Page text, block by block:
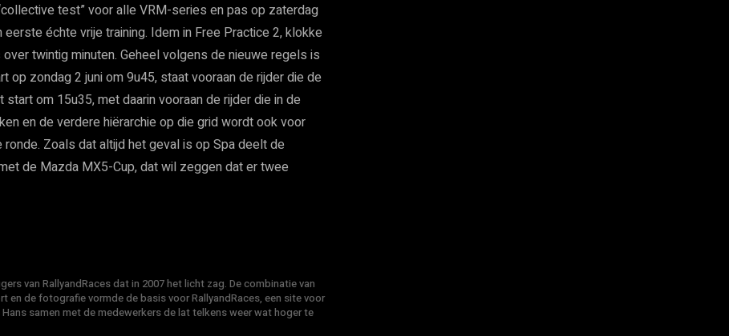
test” voor alle VRM-series en pas op zaterdag
échte vrije training. Idem in Free Practice 2, klokke
twintig minuten. Geheel volgens de nieuwe regels is
op zondag 2 juni om 9u45, staat vooraan de rijder die de
om 15u35, met daarin vooraan de rijder die in de
en de verdere hiërarchie op die grid wordt ook voor
Zoals dat altijd het geval is op Spa deelt de
de Mazda MX5-Cup, dat wil zeggen dat er twee
van RallyandRaces dat in 2007 het licht zag. De combinatie van
en de fotografie vormde de basis voor RallyandRaces, een site voor
samen met de medewerkers de lat telkens weer wat hoger te